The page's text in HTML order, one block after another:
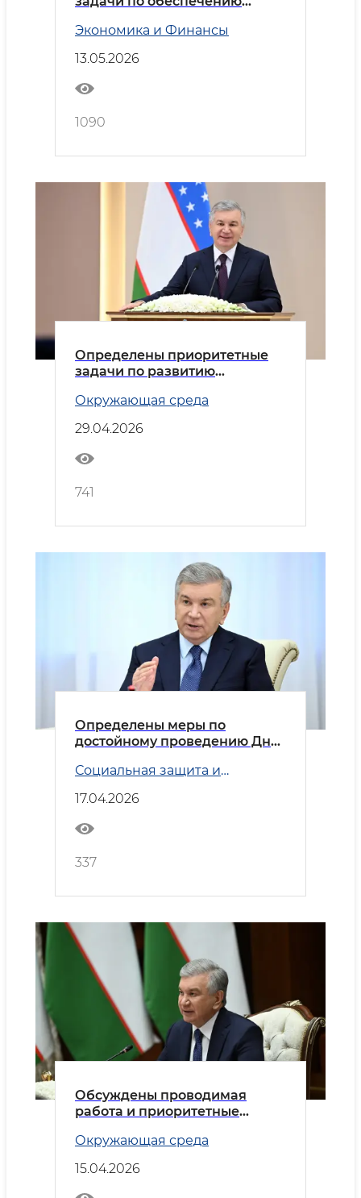
безопасности и развитию
животноводства
Экономика и Финансы
13.05.2026
1090
Определены приоритетные
задачи по развитию
Окружающая среда
29.04.2026
741
Определены меры по
достойному проведению Дня
подготовке и поддержке
военнослужащих
Социальная защита и
17.04.2026
337
Обсуждены проводимая
работа и приоритетные
строительства и урбанизации
Окружающая среда
15.04.2026